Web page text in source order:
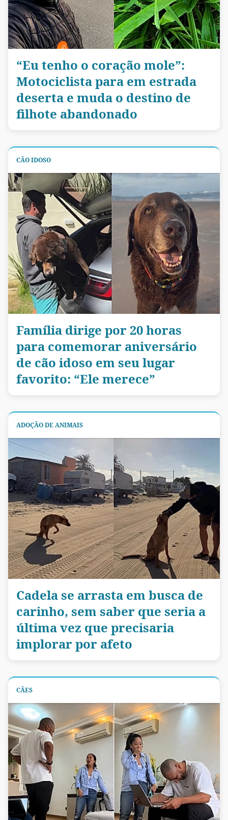
“Eu tenho o coração mole”:
Motociclista para em estrada
deserta e muda o destino de
filhote abandonado
CÃO IDOSO
Família dirige por 20 horas
para comemorar aniversário
de cão idoso em seu lugar
favorito: “Ele merece”
ADOÇÃO DE ANIMAIS
Cadela se arrasta em busca de
carinho, sem saber que seria a
última vez que precisaria
implorar por afeto
CÃES